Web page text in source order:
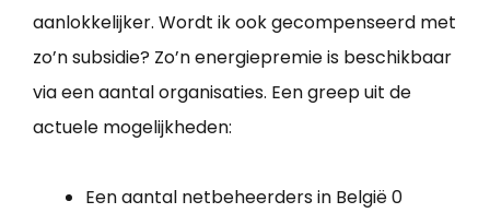
aanlokkelijker. Wordt ik ook gecompenseerd met
zo’n subsidie? Zo’n energiepremie is beschikbaar
via een aantal organisaties. Een greep uit de
actuele mogelijkheden:
Een aantal netbeheerders in België 0